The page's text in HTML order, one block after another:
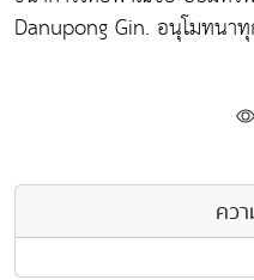
Danupong Gin. อนุโมทนา
คว